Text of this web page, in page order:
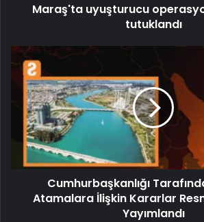
Maraş'ta uyuşturucu
tutuklandı
Cumhurbaşkanlığı
Atamalara İlişkin Kararlar
Yayımlandı